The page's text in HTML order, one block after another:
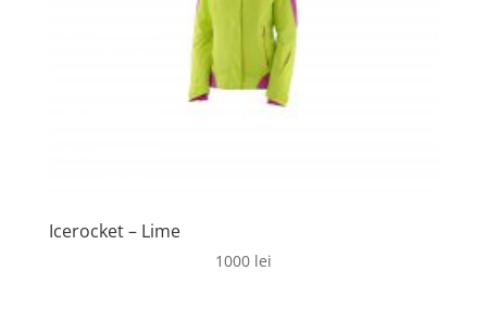
Icerocket – Lime
1000 lei